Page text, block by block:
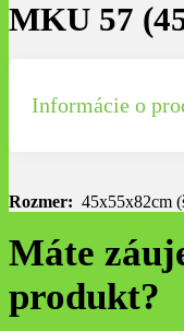
MKU 57
Informácie o
Rozmer: 45x55x82cm
Máte
produkt?